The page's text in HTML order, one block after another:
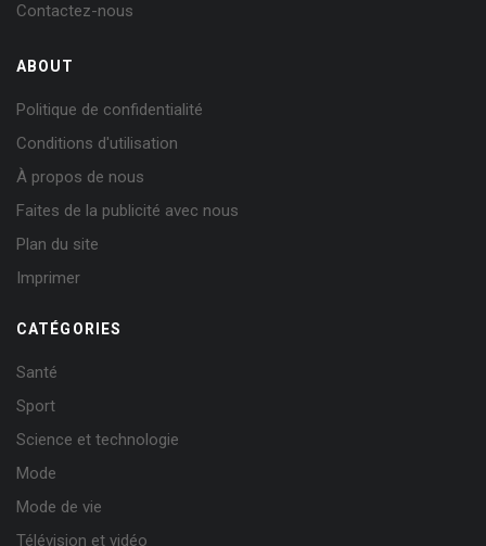
Contactez-nous
ABOUT
Politique de confidentialité
Conditions d'utilisation
À propos de nous
Faites de la publicité avec nous
Plan du site
Imprimer
CATÉGORIES
Santé
Sport
Science et technologie
Mode
Mode de vie
Télévision et vidéo